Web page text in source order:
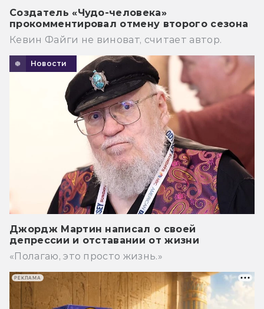
Создатель «Чудо-человека»
прокомментировал отмену второго сезона
Кевин Файги не виноват, считает автор.
Новости
Джордж Мартин написал о своей
депрессии и отставании от жизни
«Полагаю, это просто жизнь.»
РЕКЛАМА